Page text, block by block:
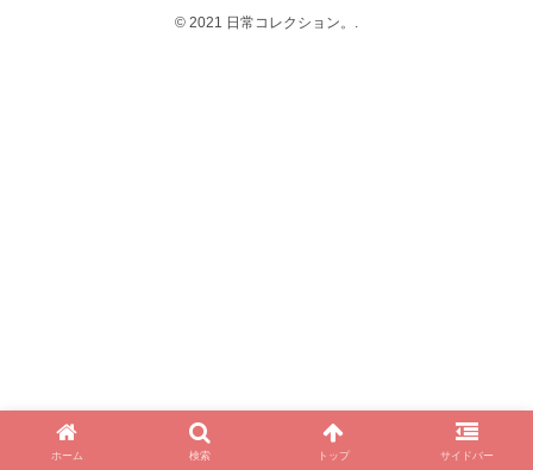
© 2021 日常コレクション。.
ホーム 検索 トップ サイドバー